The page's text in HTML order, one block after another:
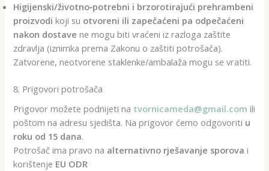
Higijenski/životno‑potrebni i brzorotirajući prehrambeni
proizvodi koji su otvoreni ili zapečaćeni pa odpečaćeni
nakon dostave ne mogu biti vraćeni iz razloga zaštite
zdravlja (iznimka prema Zakonu o zaštiti potrošača).
Zatvorene, neotvorene staklenke/ambalaža mogu se vratiti.
8. Prigovori potrošača
Prigovor možete podnijeti na tvornicameda@gmail.com ili
poštom na adresu sjedišta. Na prigovor ćemo odgovoriti u
roku od 15 dana.
Potrošač ima pravo na alternativno rješavanje sporova i
korištenje EU ODR